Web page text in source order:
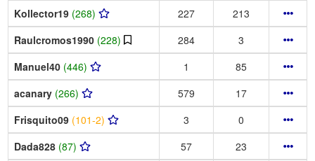
Kollector19 (268) 227
213
Raulcromos1990 (228) 284
3
Manuel40 (446) 1
85
acanary (266) 579
17
Frisquito09 (101-2) 3
0
Dada828 (87) 57
23